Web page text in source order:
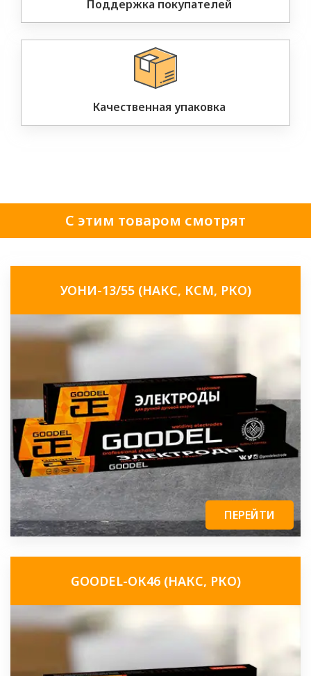
Поддержка покупателей
Качественная упаковка
С этим товаром смотрят
УОНИ-13/55 (НАКС, КСМ, РКО)
ПЕРЕЙТИ
GOODEL-ОК46 (НАКС, РКО)